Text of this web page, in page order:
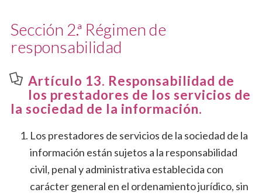
Sección 2.ª Régimen de
responsabilidad
Artículo 13. Responsabilidad de
los prestadores de los servicios de
la sociedad de la información.
Los prestadores de servicios de la sociedad de la
información están sujetos a la responsabilidad
civil, penal y administrativa establecida con
carácter general en el ordenamiento jurídico, sin